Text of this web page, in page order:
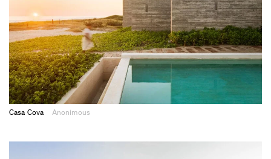
Casa Cova Anonimous